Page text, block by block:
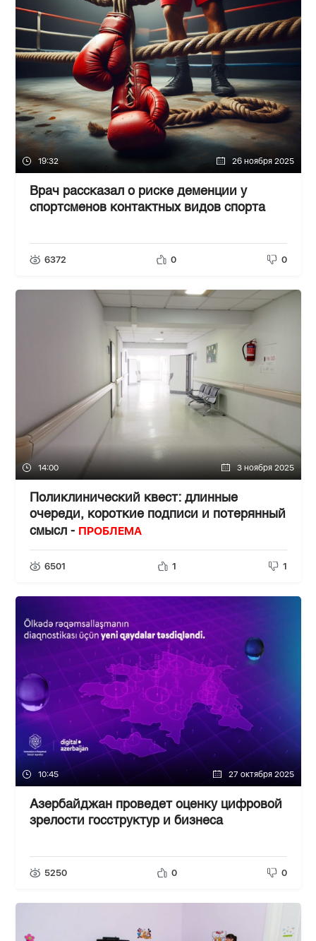
19:32 26 ноября 2025
Врач рассказал о риске деменции у
спортсменов контактных видов спорта
6372 0 0
14:00 3 ноября 2025
Поликлинический квест: длинные
очереди, короткие подписи и потерянный
смысл - ПРОБЛЕМА
6501 1 1
10:45 27 октября 2025
Азербайджан проведет оценку цифровой
зрелости госструктур и бизнеса
5250 0 0